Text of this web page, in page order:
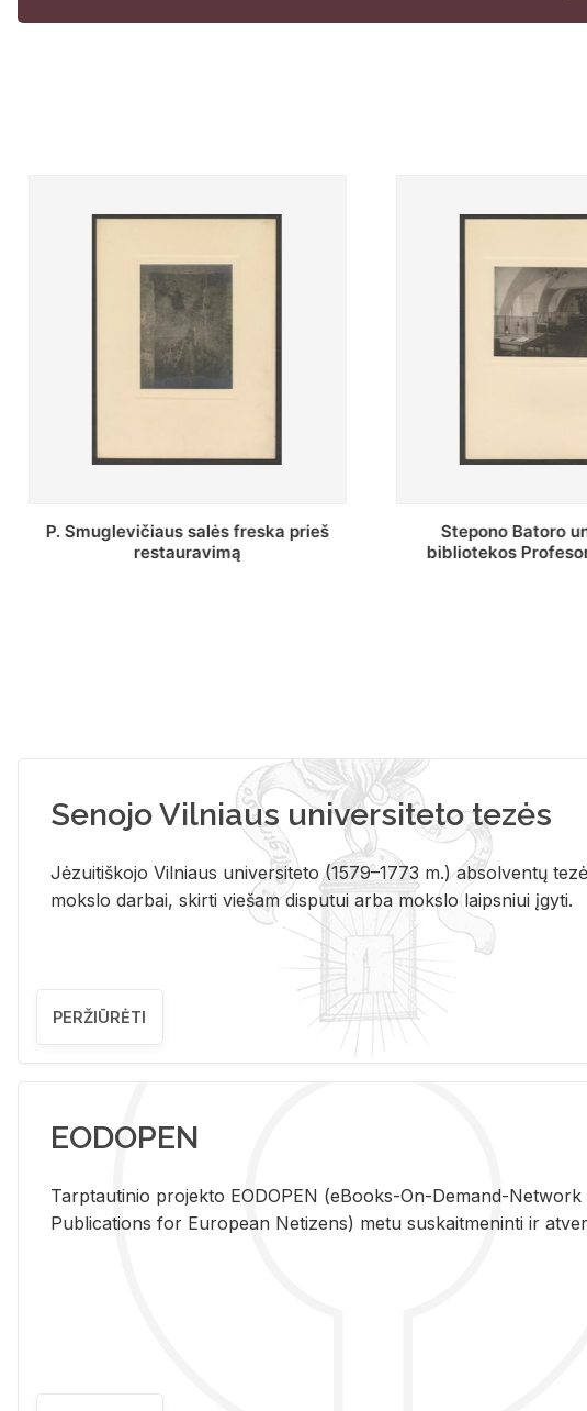
Stepono Batoro universiteto
bibliotekos Profesorių skaitykla
Baltosios salės
Senojo Vilniaus universiteto tezės
Jėzuitiškojo Vilniaus universiteto (1579–1773 m.) absolventų
mokslo darbai, skirti viešam disputui arba mokslo laipsniui įgyti.
PERŽIŪRĖTI
EODOPEN
Tarp­tau­ti­nio pro­jek­to EO­DO­PEN (eBo­oks-On-De­mand-Ne­twork
Pub­li­ca­tions for Eu­ro­pe­an Ne­ti­zens) metu su­skait­me­nin­ti ir